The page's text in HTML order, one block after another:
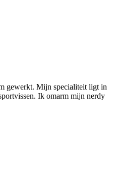
gewerkt. Mijn specialiteit ligt in
Ik omarm mijn nerdy